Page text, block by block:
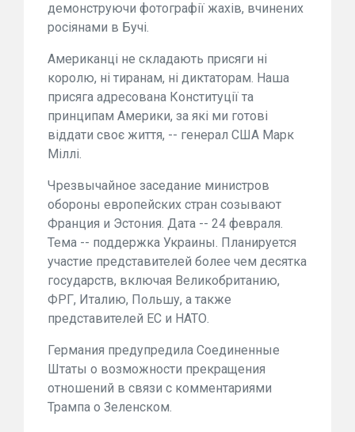
демонструючи фотографії жахів, вчинених
росіянами в Бучі.
Американці не складають присяги ні
королю, ні тиранам, ні диктаторам. Наша
присяга адресована Конституції та
принципам Америки, за які ми готові
віддати своє життя, -- генерал США Марк
Міллі.
Чрезвычайное заседание министров
обороны европейских стран созывают
Франция и Эстония. Дата -- 24 февраля.
Тема -- поддержка Украины. Планируется
участие представителей более чем десятка
государств, включая Великобританию,
ФРГ, Италию, Польшу, а также
представителей ЕС и НАТО.
Германия предупредила Соединенные
Штаты о возможности прекращения
отношений в связи с комментариями
Трампа о Зеленском.